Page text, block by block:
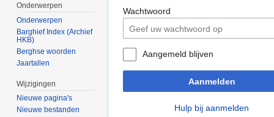
Wachtwoord
Aangemeld blijven
Aanmelden
Hulp bij aanmelden
Onderwerpen
Onderwerpen
Barghief Index (Archief
HKB)
Berghse woorden
Jaartallen
Wijzigingen
Nieuwe pagina's
Nieuwe bestanden